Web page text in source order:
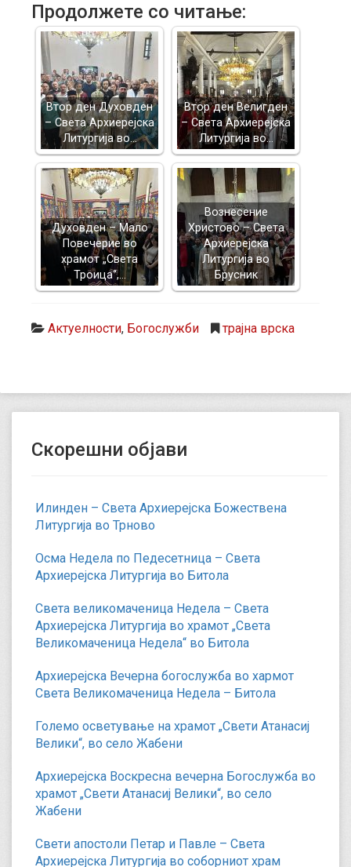
Продолжете со читање:
Втор ден Духовден
– Света Архиерејска
Литургија во…
Втор ден Велигден
– Света Архиерејска
Литургија во…
Духовден – Мало
Повечерие во
храмот „Света
Троица“,…
Вознесение
Христово – Света
Архиерејска
Литургија во
Брусник
Актуелности, Богослужби трајна врска
Скорешни објави
Илинден – Света Архиерејска Божествена
Литургија во Трново
Осма Недела по Педесетница – Света
Архиерејска Литургија во Битола
Света великомаченица Недела – Света
Архиерејска Литургија во храмот „Света
Великомаченица Недела“ во Битола
Архиерејска Вечерна богослужба во хармот
Света Великомаченица Недела – Битола
Големо осветување на храмот „Свети Атанасиј
Велики“, во село Жабени
Архиерејска Воскресна вечерна Богослужба во
храмот „Свети Атанасиј Велики“, во село
Жабени
Свети апостоли Петар и Павле – Света
Архиерејска Литургија во соборниот храм